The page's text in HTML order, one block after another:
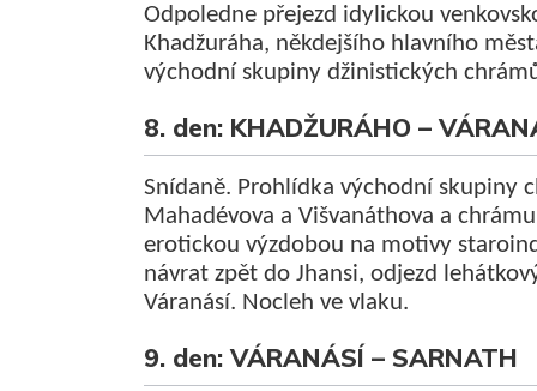
Odpoledne přejezd idylickou
Khadžuráha, někdejšího hlavního
východní skupiny džinistických
8. den: KHADŽURÁHO –
Snídaně. Prohlídka východní skupiny
Mahadévova a Višvanáthova a
erotickou výzdobou na motivy
návrat zpět do Jhansi, odjezd
Váranásí. Nocleh ve vlaku.
9. den: VÁRANÁSÍ – SARNATH